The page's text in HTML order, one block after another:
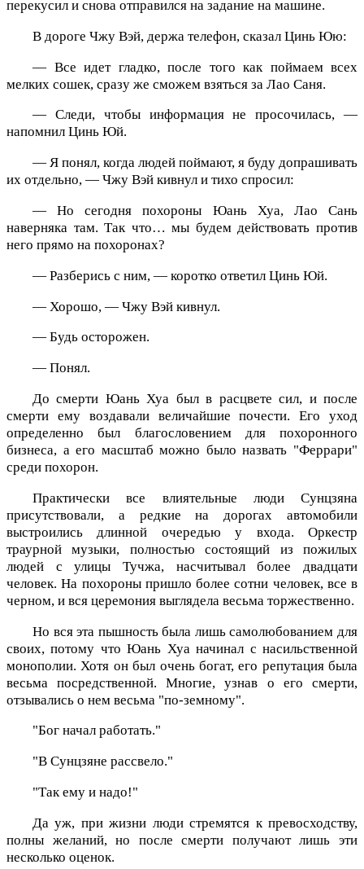
перекусил и снова отправился на задание на машине.
В дороге Чжу Вэй, держа телефон, сказал Цинь Юю:
— Все идет гладко, после того как поймаем всех
мелких сошек, сразу же сможем взяться за Лао Саня.
— Следи, чтобы информация не просочилась, —
напомнил Цинь Юй.
— Я понял, когда людей поймают, я буду допрашивать
их отдельно, — Чжу Вэй кивнул и тихо спросил:
— Но сегодня похороны Юань Хуа, Лао Сань
наверняка там. Так что… мы будем действовать против
него прямо на похоронах?
— Разберись с ним, — коротко ответил Цинь Юй.
— Хорошо, — Чжу Вэй кивнул.
— Будь осторожен.
— Понял.
До смерти Юань Хуа был в расцвете сил, и после
смерти ему воздавали величайшие почести. Его уход
определенно был благословением для похоронного
бизнеса, а его масштаб можно было назвать "Феррари"
среди похорон.
Практически все влиятельные люди Сунцзяна
присутствовали, а редкие на дорогах автомобили
выстроились длинной очередью у входа. Оркестр
траурной музыки, полностью состоящий из пожилых
людей с улицы Тучжа, насчитывал более двадцати
человек. На похороны пришло более сотни человек, все в
черном, и вся церемония выглядела весьма торжественно.
Но вся эта пышность была лишь самолюбованием для
своих, потому что Юань Хуа начинал с насильственной
монополии. Хотя он был очень богат, его репутация была
весьма посредственной. Многие, узнав о его смерти,
отзывались о нем весьма "по-земному".
"Бог начал работать."
"В Сунцзяне рассвело."
"Так ему и надо!"
Да уж, при жизни люди стремятся к превосходству,
полны желаний, но после смерти получают лишь эти
несколько оценок.